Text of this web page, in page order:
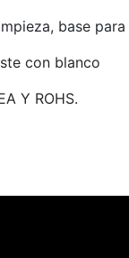
base
con blanco
Y ROHS.